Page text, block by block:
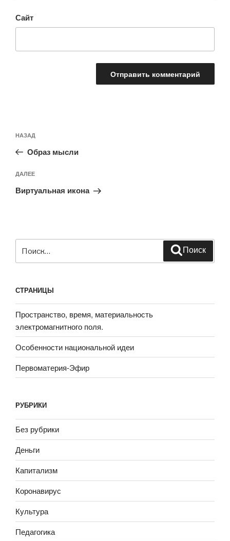
Сайт
по
записям
Предыдущая
запись:
НАЗАД
Образ мысли
Следующая
запись
ДАЛЕЕ
Виртуальная икона
Поиск
СТРАНИЦЫ
Пространство, время, материальность
электромагнитного поля.
Особенности национальной идеи
Первоматерия-Эфир
РУБРИКИ
Без рубрики
Деньги
Капитализм
Коронавирус
Культура
Педагогика